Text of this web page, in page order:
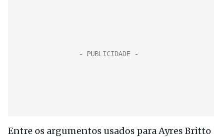
Entre os argumentos usados para Ayres Britto